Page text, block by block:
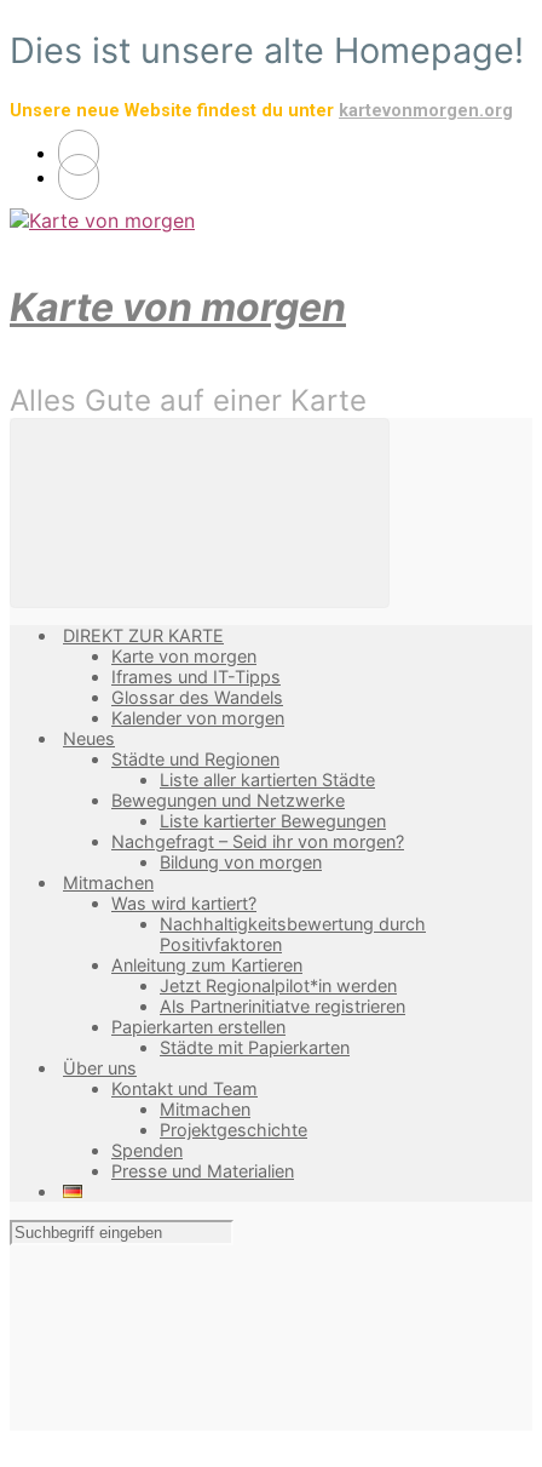
Zum
Hauptinhalt
Dies ist unsere alte Homepage!
Unsere neue Website findest du unter kartevonmorgen.org
Karte von morgen
Alles Gute auf einer Karte
DIREKT ZUR KARTE
Karte von morgen
Iframes und IT-Tipps
Glossar des Wandels
Kalender von morgen
Neues
Städte und Regionen
Liste aller kartierten Städte
Bewegungen und Netzwerke
Liste kartierter Bewegungen
Nachgefragt – Seid ihr von morgen?
Bildung von morgen
Mitmachen
Was wird kartiert?
Nachhaltigkeitsbewertung durch
Positivfaktoren
Anleitung zum Kartieren
Jetzt Regionalpilot*in werden
Als Partnerinitiatve registrieren
Papierkarten erstellen
Städte mit Papierkarten
Über uns
Kontakt und Team
Mitmachen
Projektgeschichte
Spenden
Presse und Materialien